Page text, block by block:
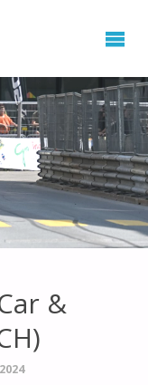
&